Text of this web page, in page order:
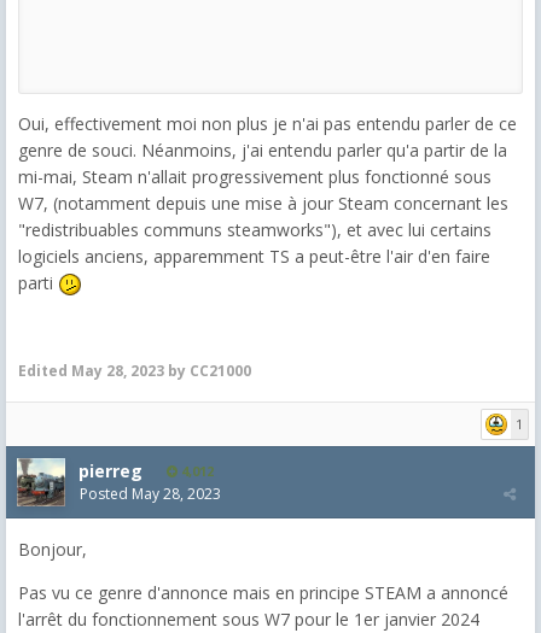
Oui, effectivement moi non plus je n'ai pas entendu parler de ce
genre de souci. Néanmoins, j'ai entendu parler qu'a partir de la
mi-mai, Steam n'allait progressivement plus fonctionné sous
W7, (notamment depuis une mise à jour Steam concernant les
"redistribuables communs steamworks"), et avec lui certains
logiciels anciens, apparemment TS a peut-être l'air d'en faire
parti
Edited May 28, 2023 by CC21000
1
pierreg 4,012
Posted May 28, 2023
Bonjour,
Pas vu ce genre d'annonce mais en principe STEAM a annoncé
l'arrêt du fonctionnement sous W7 pour le 1er janvier 2024